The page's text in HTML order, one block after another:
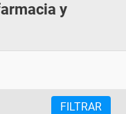
y
FILTRAR